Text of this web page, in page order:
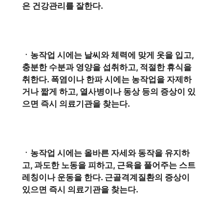
은 건강관리를 잘한다.
ㆍ농작업 시에는 날씨와 체력에 맞게 옷을 입고,
충분한 수분과 영양을 섭취하고, 적절한 휴식을
취한다. 폭염이나 한파 시에는 농작업을 자제하
거나 짧게 하고, 열사병이나 동상 등의 증상이 있
으면 즉시 의료기관을 찾는다.
ㆍ농작업 시에는 올바른 자세와 동작을 유지하
고, 과도한 노동을 피하고, 근육을 풀어주는 스트
레칭이나 운동을 한다. 근골격계질환의 증상이
있으면 즉시 의료기관을 찾는다.